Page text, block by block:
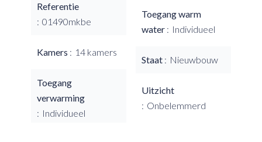
Referentie
01490mkbe
Kamers 14 kamers
Toegang
verwarming
Individueel
Toegang warm
water
Individueel
Staat Nieuwbouw
Uitzicht
Onbelemmerd